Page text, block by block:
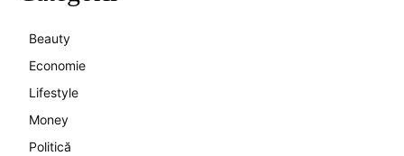
Beauty
Economie
Lifestyle
Money
Politică